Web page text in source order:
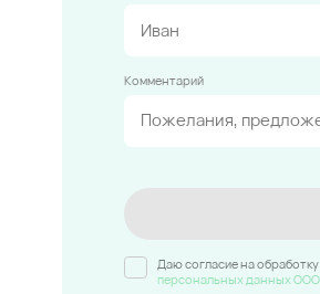
Комментарий
Даю согласие на
персональных данных